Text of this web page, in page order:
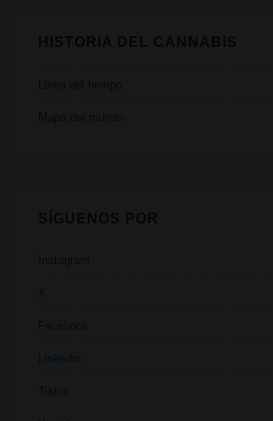
Linea del tiempo
Mapa del mundo
Instagram
X
Facebook
Linkedin
Tiktok